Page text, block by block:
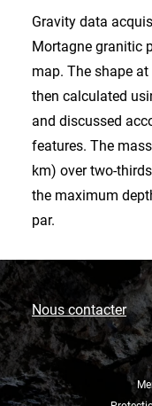
Gravity data
Mortagne granitic
map. The shape
then calculated
and discussed
features. The
km) over two-
the maximum
par.
Nous contacter